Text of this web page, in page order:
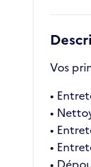
Vos
•
•
•
•